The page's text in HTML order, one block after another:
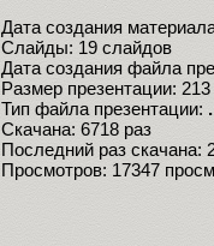
Дата создания
Слайды: 19 слайдов
Дата создания файла
Размер презентации:
Тип файла презентации:
Скачана: 6718 раз
Последний раз скачана:
Просмотров: 17347